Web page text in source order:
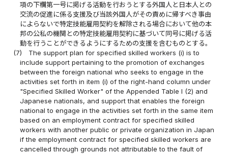
項の下欄第一号に掲げる活動を行おうとする外国人と日本人との
交流の促進に係る支援及び当該外国人がその責めに帰すべき事由
によらないで特定技能雇用契約を解除される場合において他の本
邦の公私の機関との特定技能雇用契約に基づいて同号に掲げる活
動を行うことができるようにするための支援を含むものとする。
(7)
The support plan for specified skilled workers (i) is to
include support pertaining to the promotion of exchanges
between the foreign national who seeks to engage in the
activities set forth in item (i) of the right-hand column under
"Specified Skilled Worker" of the Appended Table I (2) and
Japanese nationals, and support that enables the foreign
national to engage in the activities set forth in the same item
based on an employment contract for specified skilled
workers with another public or private organization in Japan
if the employment contract for specified skilled workers are
cancelled through grounds not attributable to the fault of